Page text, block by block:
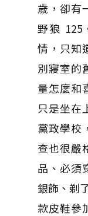
歲，卻有
野狼 125
情，只知
別寢室的
量怎麼和
只是坐在
黨政學校
查也很嚴
品、必須
銀飾、剃
款皮鞋參